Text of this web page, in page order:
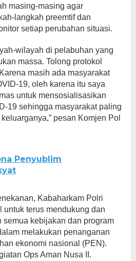
masing-masing agar
langkah preemtif dan
setiap perubahan situasi.
wilayah di pelabuhan yang
massa. Tolong protokol
masih ada masyarakat
19, oleh karena itu saya
untuk mensosialisasikan
19 sehingga masyarakat paling
pesan Komjen Pol
Penyublim
Kabaharkam Polri
untuk terus mendukung dan
semua kebijakan dan program
melakukan penanganan
ekonomi nasional (PEN).
Ops Aman Nusa II.